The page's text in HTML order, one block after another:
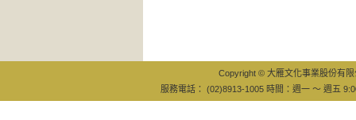
Copyright © 大雁文化事業股份有
服務電話： (02)8913-1005 時間：週一 ～ 週五